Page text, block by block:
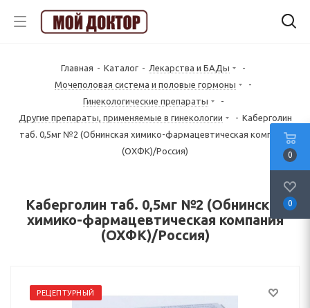
Главная - Каталог - Лекарства и БАДы
-
Mочеполовая система и половые гормоны
-
Гинекологические препараты
-
Другие препараты, применяемые в гинекологии
- Каберголин
таб. 0,5мг №2 (Обнинская химико-фармацевтическая компания
(ОХФК)/Россия)
Каберголин таб. 0,5мг №2 (Обнинская
химико-фармацевтическая компания
(ОХФК)/Россия)
РЕЦЕПТУРНЫЙ
0
0